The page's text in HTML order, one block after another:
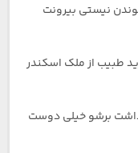
نیستی بیرونت
طبیب از ملک اسکندر
داشت برشو خیلی دوست